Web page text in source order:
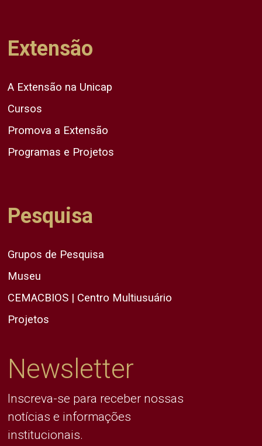
Extensão
A Extensão na Unicap
Cursos
Promova a Extensão
Programas e Projetos
Pesquisa
Grupos de Pesquisa
Museu
CEMACBIOS | Centro Multiusuário
Projetos
Newsletter
Inscreva-se para receber nossas
notícias e informações
institucionais.